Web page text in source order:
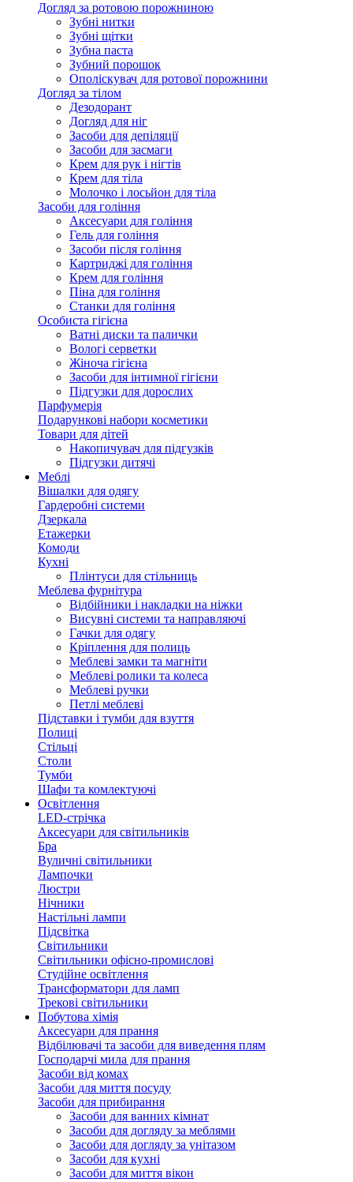
Догляд за ротовою порожниною
Зубні нитки
Зубні щітки
Зубна паста
Зубний порошок
Ополіскувач для ротової порожнини
Догляд за тілом
Дезодорант
Догляд для ніг
Засоби для депіляції
Засоби для засмаги
Крем для рук і нігтів
Крем для тіла
Молочко і лосьйон для тіла
Засоби для гоління
Аксесуари для гоління
Гель для гоління
Засоби після гоління
Картриджі для гоління
Крем для гоління
Піна для гоління
Станки для гоління
Особиста гігієна
Ватні диски та палички
Вологі серветки
Жіноча гігієна
Засоби для інтимної гігієни
Підгузки для дорослих
Парфумерія
Подарункові набори косметики
Товари для дітей
Накопичувач для підгузків
Підгузки дитячі
Меблі
Вішалки для одягу
Гардеробні системи
Дзеркала
Етажерки
Комоди
Кухні
Плінтуси для стільниць
Меблева фурнітура
Відбійники і накладки на ніжки
Висувні системи та направляючі
Гачки для одягу
Кріплення для полиць
Меблеві замки та магніти
Меблеві ролики та колеса
Меблеві ручки
Петлі меблеві
Підставки і тумби для взуття
Полиці
Стільці
Столи
Тумби
Шафи та комлектуючі
Освітлення
LED-стрічка
Аксесуари для світильників
Бра
Вуличні світильники
Лампочки
Люстри
Нічники
Настільні лампи
Підсвітка
Світильники
Світильники офісно-промислові
Студійне освітлення
Трансформатори для ламп
Трекові світильники
Побутова хімія
Аксесуари для прання
Відбілювачі та засоби для виведення плям
Господарчі мила для прання
Засоби від комах
Засоби для миття посуду
Засоби для прибирання
Засоби для ванних кімнат
Засоби для догляду за меблями
Засоби для догляду за унітазом
Засоби для кухні
Засоби для миття вікон